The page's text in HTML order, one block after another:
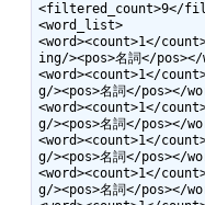
<filtered_count>9</
<word_list>
<word><count>1</
ing/><pos>名詞</pos></
<word><count>1</
g/><pos>名詞</pos></
<word><count>1</
g/><pos>名詞</pos></
<word><count>1</
g/><pos>名詞</pos></
<word><count>1</
g/><pos>名詞</pos></